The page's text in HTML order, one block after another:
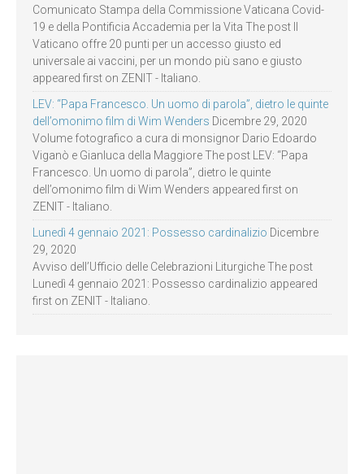
Comunicato Stampa della Commissione Vaticana Covid-
19 e della Pontificia Accademia per la Vita The post Il
Vaticano offre 20 punti per un accesso giusto ed
universale ai vaccini, per un mondo più sano e giusto
appeared first on ZENIT - Italiano.
LEV: “Papa Francesco. Un uomo di parola”, dietro le quinte
dell’omonimo film di Wim Wenders Dicembre 29, 2020
Volume fotografico a cura di monsignor Dario Edoardo
Viganò e Gianluca della Maggiore The post LEV: “Papa
Francesco. Un uomo di parola”, dietro le quinte
dell’omonimo film di Wim Wenders appeared first on
ZENIT - Italiano.
Lunedì 4 gennaio 2021: Possesso cardinalizio Dicembre
29, 2020
Avviso dell’Ufficio delle Celebrazioni Liturgiche The post
Lunedì 4 gennaio 2021: Possesso cardinalizio appeared
first on ZENIT - Italiano.